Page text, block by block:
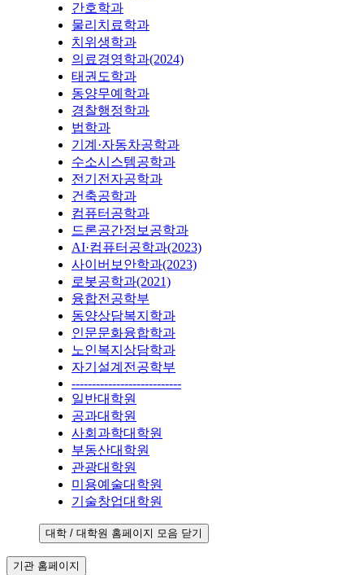
간호학과
물리치료학과
치위생학과
의료경영학과(2024)
태권도학과
동양무예학과
경찰행정학과
법학과
기계·자동차공학과
수소시스템공학과
전기전자공학과
건축공학과
컴퓨터공학과
드론공간정보공학과
AI·컴퓨터공학과(2023)
사이버보안학과(2023)
로봇공학과(2021)
융합전공학부
동양상담복지학과
인문문화융합학과
노인복지상담학과
자기설계전공학부
---------------------------
일반대학원
공과대학원
사회과학대학원
부동산대학원
관광대학원
미용예술대학원
기술창업대학원
대학 / 대학원 홈페이지 모음 닫기
기관 홈페이지